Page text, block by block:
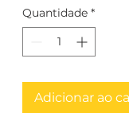
Quantidade *
Adicionar ao